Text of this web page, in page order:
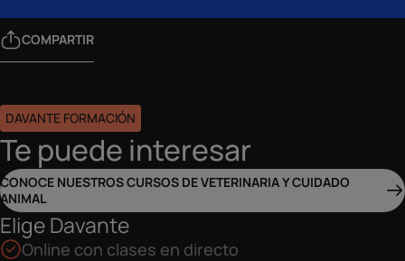
COMPARTIR
DAVANTE FORMACIÓN
Te puede interesar
CONOCE NUESTROS CURSOS DE VETERINARIA Y CUIDADO
ANIMAL
Elige Davante
Online con clases en directo